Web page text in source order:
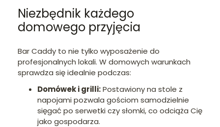
Niezbędnik każdego
domowego przyjęcia
Bar Caddy to nie tylko wyposażenie do
profesjonalnych lokali. W domowych warunkach
sprawdza się idealnie podczas:
Domówek i grilli:Postawiony na stole z
napojami pozwala gościom samodzielnie
sięgać po serwetki czy słomki, co odciąża Cię
jako gospodarza.